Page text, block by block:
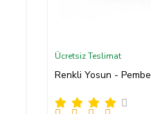
Ücretsiz Teslimat
Renkli Yosun - Pembe